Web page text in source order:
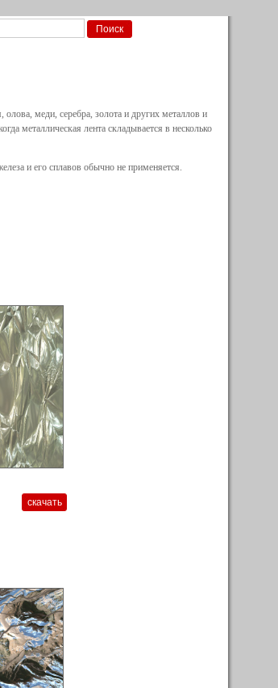
меди, серебра, золота и других металлов и
металлическая лента складывается в несколько
и его сплавов обычно не применяется.